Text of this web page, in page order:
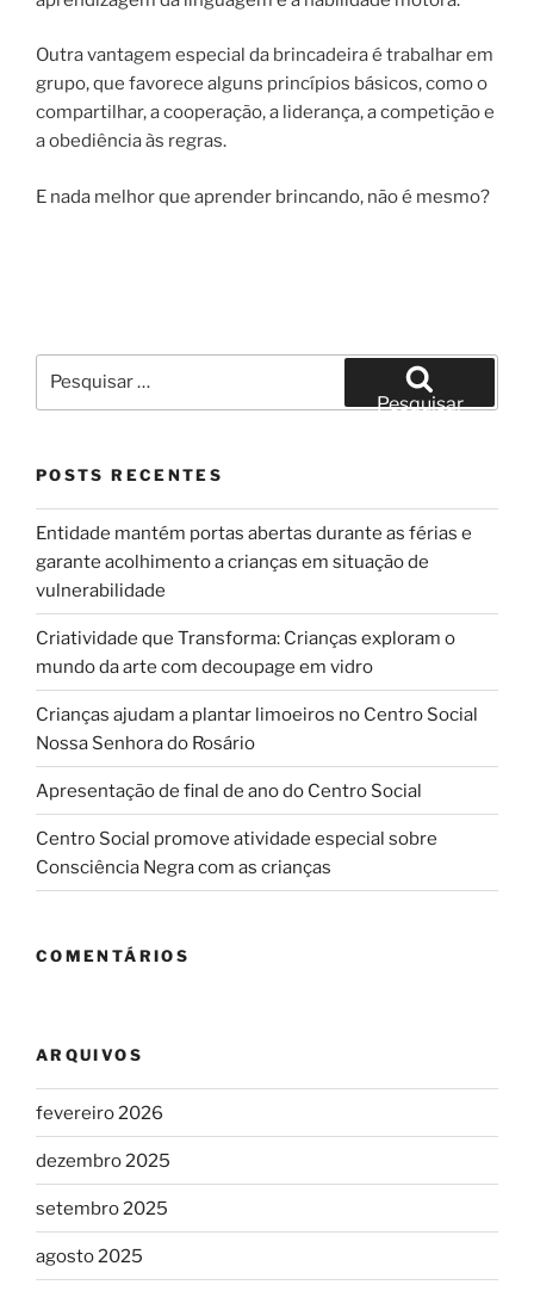
Outra vantagem especial da brincadeira é trabalhar em
grupo, que favorece alguns princípios básicos, como o
compartilhar, a cooperação, a liderança, a competição e
a obediência às regras.
E nada melhor que aprender brincando, não é mesmo?
por:
Pesquisar
POSTS RECENTES
Entidade mantém portas abertas durante as férias e
garante acolhimento a crianças em situação de
vulnerabilidade
Criatividade que Transforma: Crianças exploram o
mundo da arte com decoupage em vidro
Crianças ajudam a plantar limoeiros no Centro Social
Nossa Senhora do Rosário
Apresentação de final de ano do Centro Social
Centro Social promove atividade especial sobre
Consciência Negra com as crianças
COMENTÁRIOS
ARQUIVOS
fevereiro 2026
dezembro 2025
setembro 2025
agosto 2025